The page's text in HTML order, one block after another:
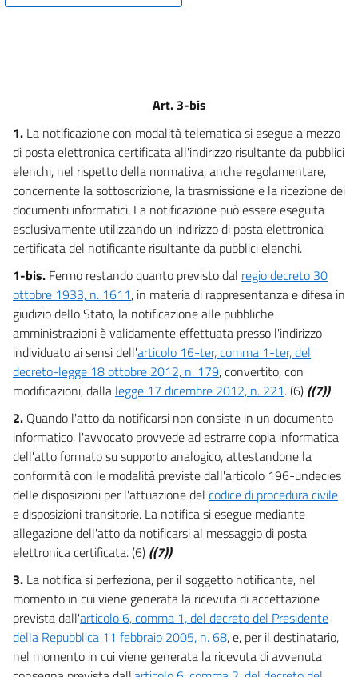
Art. 3-bis
1. La notificazione con modalità telematica si esegue a mezzo
di posta elettronica certificata all'indirizzo risultante da pubblici
elenchi, nel rispetto della normativa, anche regolamentare,
concernente la sottoscrizione, la trasmissione e la ricezione dei
documenti informatici. La notificazione può essere eseguita
esclusivamente utilizzando un indirizzo di posta elettronica
certificata del notificante risultante da pubblici elenchi.
1-bis. Fermo restando quanto previsto dal regio decreto 30
ottobre 1933, n. 1611, in materia di rappresentanza e difesa in
giudizio dello Stato, la notificazione alle pubbliche
amministrazioni è validamente effettuata presso l'indirizzo
individuato ai sensi dell'articolo 16-ter, comma 1-ter, del
decreto-legge 18 ottobre 2012, n. 179, convertito, con
modificazioni, dalla legge 17 dicembre 2012, n. 221. (6) ((7))
2. Quando l'atto da notificarsi non consiste in un documento
informatico, l'avvocato provvede ad estrarre copia informatica
dell'atto formato su supporto analogico, attestandone la
conformità con le modalità previste dall'articolo 196-undecies
delle disposizioni per l'attuazione del codice di procedura civile
e disposizioni transitorie. La notifica si esegue mediante
allegazione dell'atto da notificarsi al messaggio di posta
elettronica certificata. (6) ((7))
3. La notifica si perfeziona, per il soggetto notificante, nel
momento in cui viene generata la ricevuta di accettazione
prevista dall'articolo 6, comma 1, del decreto del Presidente
della Repubblica 11 febbraio 2005, n. 68, e, per il destinatario,
nel momento in cui viene generata la ricevuta di avvenuta